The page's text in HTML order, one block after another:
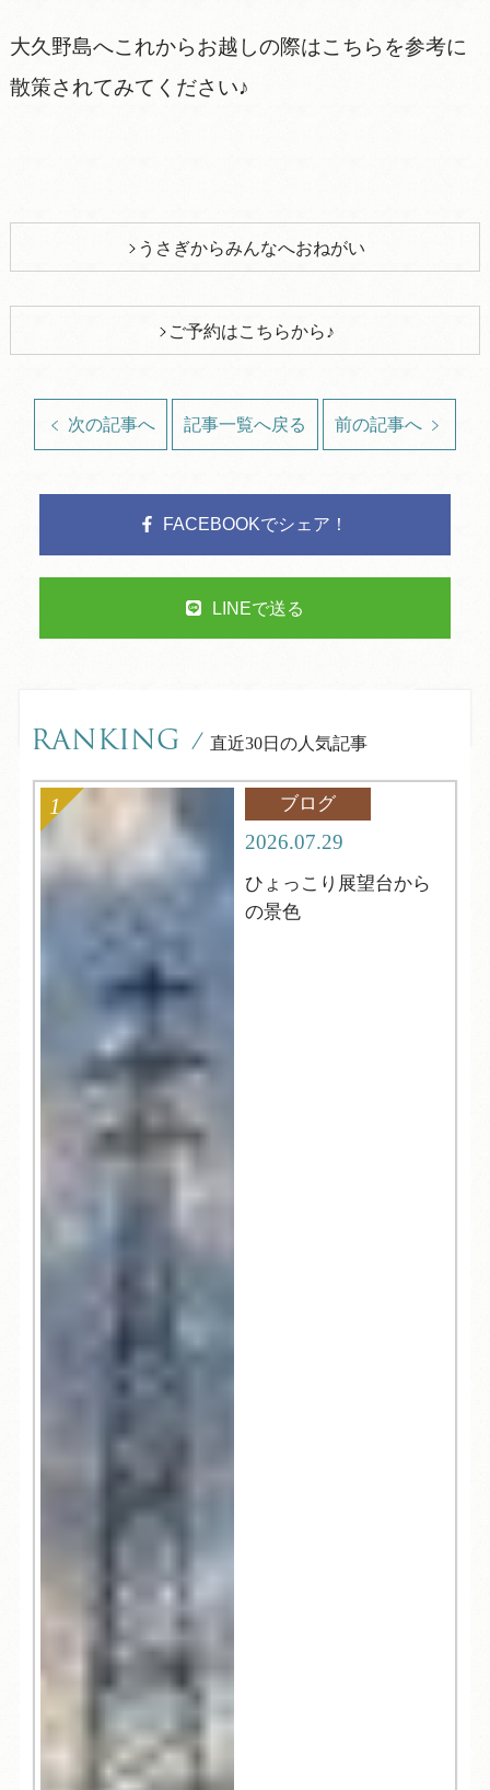
大久野島へこれからお越しの際はこちらを参考に
散策されてみてください♪
うさぎからみんなへおねがい
ご予約はこちらから♪
次の記事へ 記事一覧へ戻る 前の記事へ
FACEBOOKでシェア！
LINEで送る
RANKING / 直近30日の人気記事
ブログ
2026.07.29
ひょっこり展望台から
の景色